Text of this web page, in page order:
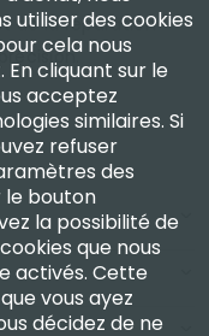
de la réparation
utiliser des cookies
cela nous
cliquant sur le
acceptez
similaires. Si
refuser
des
le bouton
la possibilité de
que nous
activés. Cette
vous ayez
décidez de ne